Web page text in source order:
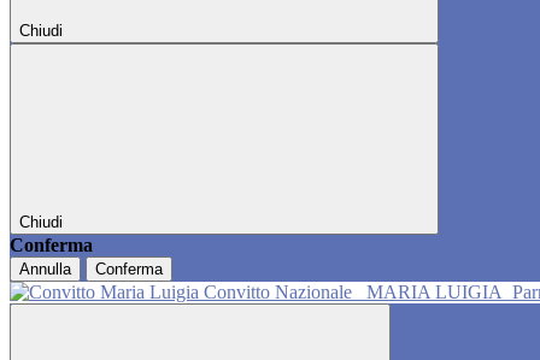
Chiudi
Chiudi
Conferma
Annulla Conferma
Convitto Nazionale MARIA LUIGIA